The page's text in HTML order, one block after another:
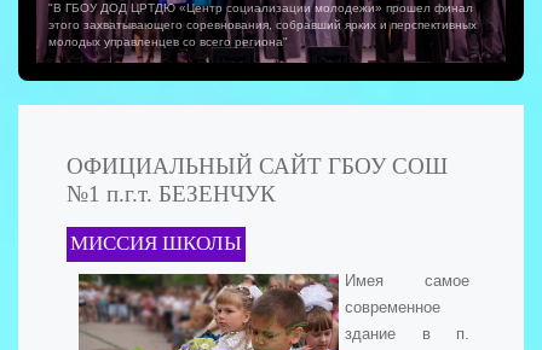
"В ГБОУ ДОД ЦРТДЮ «Центр социализации молодежи» прошел финал
этого захватывающего соревнования, собравший ярких и перспективных
молодых управленцев со всего региона"
ОФИЦИАЛЬНЫЙ САЙТ ГБОУ СОШ
№1 п.г.т. БЕЗЕНЧУК
МИССИЯ ШКОЛЫ
Имея самое
современное
здание в п.